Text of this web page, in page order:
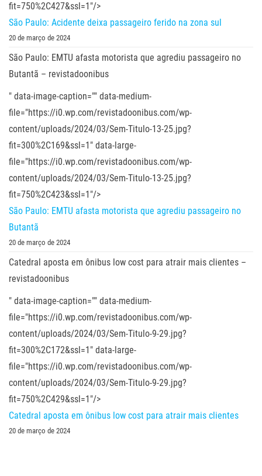
fit=750%2C427&ssl=1"/>
São Paulo: Acidente deixa passageiro ferido na zona sul
20 de março de 2024
São Paulo: EMTU afasta motorista que agrediu passageiro no
Butantã – revistadoonibus
" data-image-caption="" data-medium-
file="https://i0.wp.com/revistadoonibus.com/wp-
content/uploads/2024/03/Sem-Titulo-13-25.jpg?
fit=300%2C169&ssl=1" data-large-
file="https://i0.wp.com/revistadoonibus.com/wp-
content/uploads/2024/03/Sem-Titulo-13-25.jpg?
fit=750%2C423&ssl=1"/>
São Paulo: EMTU afasta motorista que agrediu passageiro no
Butantã
20 de março de 2024
Catedral aposta em ônibus low cost para atrair mais clientes –
revistadoonibus
" data-image-caption="" data-medium-
file="https://i0.wp.com/revistadoonibus.com/wp-
content/uploads/2024/03/Sem-Titulo-9-29.jpg?
fit=300%2C172&ssl=1" data-large-
file="https://i0.wp.com/revistadoonibus.com/wp-
content/uploads/2024/03/Sem-Titulo-9-29.jpg?
fit=750%2C429&ssl=1"/>
Catedral aposta em ônibus low cost para atrair mais clientes
20 de março de 2024